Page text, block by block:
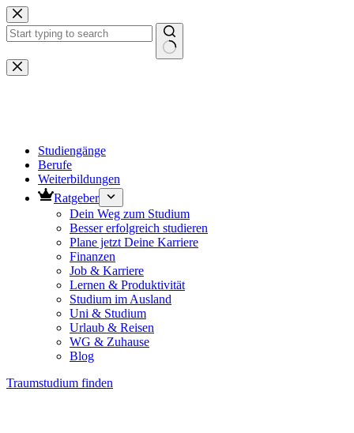
Zum
Inhalt
springen
Keine
Ergebnisse
Studiengänge
Berufe
Weiterbildungen
Ratgeber
Dein Weg zum Studium
Besser erfolgreich studieren
Plane jetzt Deine Karriere
Finanzen
Job & Karriere
Lernen & Produktivität
Studium im Ausland
Uni & Studium
Urlaub & Reisen
WG & Zuhause
Blog
Traumstudium finden